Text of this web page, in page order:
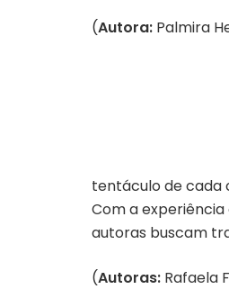
(Autora: Palmira
tentáculo de cada
Com a experiência
autoras buscam
(Autoras: Rafaela